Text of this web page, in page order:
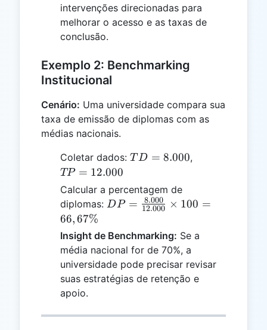
intervenções direcionadas para
melhorar o acesso e as taxas de
conclusão.
Exemplo 2: Benchmarking
Institucional
Cenário: Uma universidade compara sua
taxa de emissão de diplomas com as
médias nacionais.
Coletar dados: TD
8.000
T D = 8.000,
TP = 12.000
Calcular a percentagem de
diplomas: DP =
{12.000}
\times 100
= 66,67\%
DP = 12.000
8.000 × 100 =
66,67%
Insight de Benchmarking: Se a
média nacional for de 70%, a
universidade pode precisar revisar
suas estratégias de retenção e
apoio.